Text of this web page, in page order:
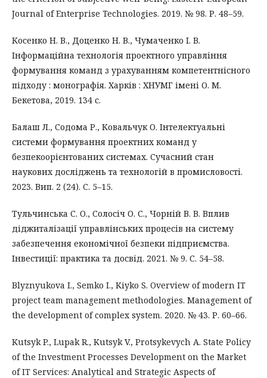
Journal of Enterprise Technologies. 2019. № 98. Р. 48–59.
Косенко Н. В., Доценко Н. В., Чумаченко І. В.
Інформаційна технологія проектного управління
формування команд з урахуванням компетентнісного
підходу : монографія. Харків : ХНУМГ імені О. М.
Бекетова, 2019. 134 с.
Балаш Л., Содома Р., Ковальчук О. Інтелектуальні
системи формування проектних команд у
безпекоорієнтованих системах. Сучасний стан
наукових досліджень та технологій в промисловості.
2023. Вип. 2 (24). С. 5–15.
Тульчинська С. О., Солосіч О. С., Чорній В. В. Вплив
діджиталізації управлінських процесів на систему
забезпечення економічної безпеки підприємства.
Інвестиції: практика та досвід. 2021. № 9. С. 54–58.
Blyznyukova I., Semko I., Kiyko S. Overview of modern IT
project team management methodologies. Management of
the development of complex system. 2020. № 43. Р. 60–66.
Kutsyk P., Lupak R., Kutsyk V., Protsykevych A. State Policy
of the Investment Processes Development on the Market
of IT Services: Analytical and Strategic Aspects of